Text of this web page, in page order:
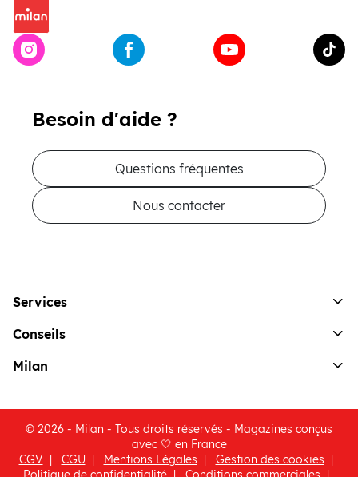
Besoin d'aide ?
Questions fréquentes
Nous contacter
Services
Conseils
Milan
© 2026 - Milan - Tous droits réservés - Magazines conçus
avec 🤍 en France
CGV
CGU Mentions Légales
Gestion des cookies
(ouvre une nouvelle fenêtre)